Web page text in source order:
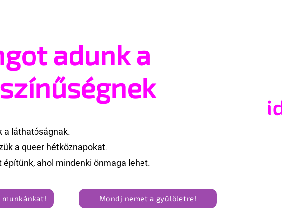
Pécs és Pride: egy
ingoványos kapcsolat
történeteadunk a
a láthatóságnak.
a queer hétköznapokat.
építünk, ahol mindenki önmaga lehet.
munkánkat! Mondj nemet a gyűlöletre!